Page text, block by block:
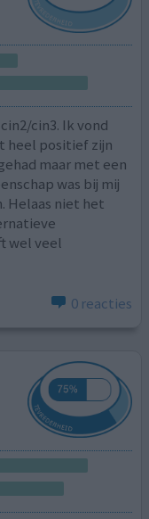
cin3. Ik vond
heel positief zijn
maar met een
was bij mij
Helaas niet het
wel veel
0 reacties